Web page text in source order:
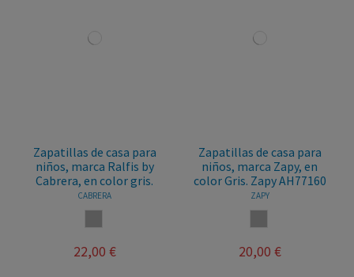
Zapatillas de casa para
niños, marca Ralfis by
Cabrera, en color gris.
CABRERA
22,00 €
Zapatillas de casa para
niños, marca Zapy, en
color Gris. Zapy AH77160
ZAPY
20,00 €